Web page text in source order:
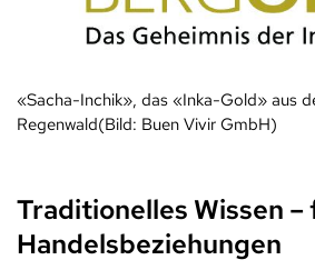
«Sacha-Inchik», das «Inka-Gold» aus
Regenwald(Bild: Buen Vivir GmbH)
Traditionelles Wissen –
Handelsbeziehungen